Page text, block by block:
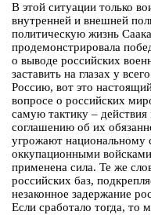
В этой ситуации только
внутренней и внешней
политическую жизнь
продемонстрировала
о выводе российских
заставить на глазах у
Россию, вот это
вопросе о российских
самую тактику –
соглашению об их
угрожают национальному
оккупационными
применена сила. Те же
российских баз,
незаконное задержание
Если сработало тогда, то